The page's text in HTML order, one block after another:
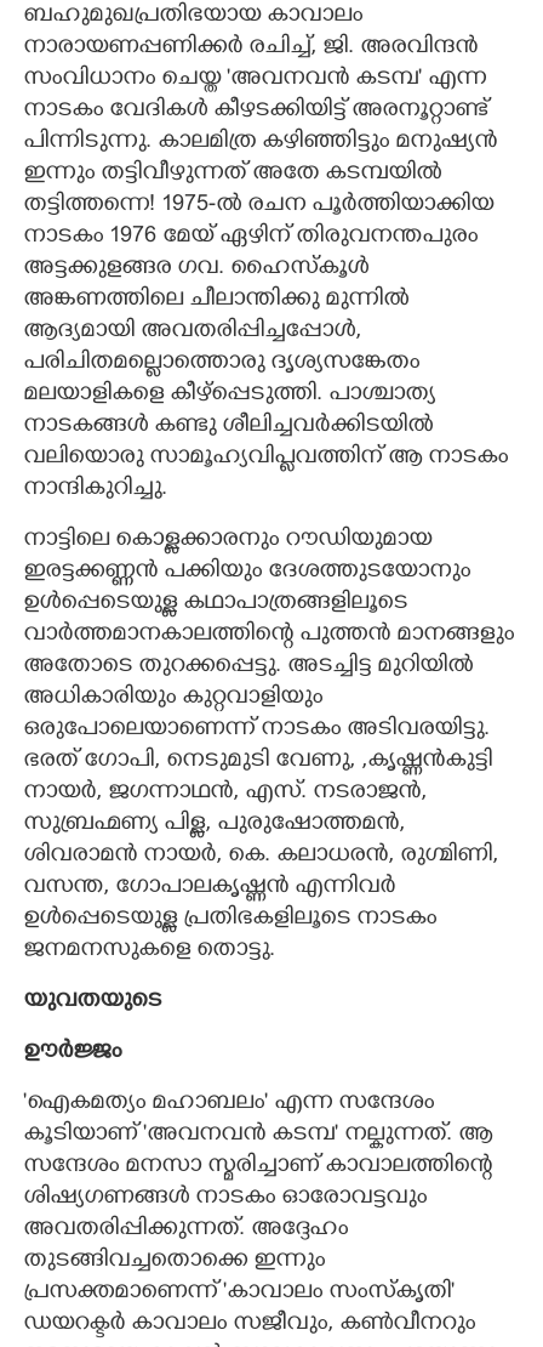
ബഹുമുഖപ്രതിഭയായ കാവാലം
നാരായണപ്പണിക്കർ രചിച്ച്,​ ജി. അരവിന്ദൻ
സംവിധാനം ചെയ്ത 'അവനവൻ കടമ്പ" എന്ന
നാടകം വേദികൾ കീഴടക്കിയിട്ട് അരനൂറ്റാണ്ട്
പിന്നിടുന്നു. കാലമിത്ര കഴിഞ്ഞിട്ടും മനുഷ്യൻ
ഇന്നും തട്ടിവീഴുന്നത് അതേ കടമ്പയിൽ
തട്ടിത്തന്നെ! 1975-ൽ രചന പൂർത്തിയാക്കിയ
നാടകം 1976 മേയ് ഏഴിന് തിരുവനന്തപുരം
അട്ടക്കുളങ്ങര ഗവ. ഹൈസ്കൂൾ
അങ്കണത്തിലെ ചീലാന്തിക്കു മുന്നിൽ
ആദ്യമായി അവതരിപ്പിച്ചപ്പോൾ,
പരിചിതമല്ലൊത്തൊരു ദൃശ്യസങ്കേതം
മലയാളികളെ കീഴ്പ്പെടുത്തി. പാശ്ചാത്യ
നാടകങ്ങൾ കണ്ടു ശീലിച്ചവർക്കിടയിൽ
വലിയൊരു സാമൂഹ്യവിപ്ലവത്തിന് ആ നാടകം
നാന്ദികുറിച്ചു.
നാട്ടിലെ കൊള്ളക്കാരനും റൗഡിയുമായ
ഇരട്ടക്കണ്ണൻ പക്കിയും ദേശത്തുടയോനും
ഉൾപ്പെടെയുള്ള കഥാപാത്രങ്ങളിലൂടെ
വാർത്തമാനകാലത്തിന്റെ പുത്തൻ മാനങ്ങളും
അതോടെ തുറക്കപ്പെട്ടു. അടച്ചിട്ട മുറിയിൽ
അധികാരിയും കുറ്റവാളിയും
ഒരുപോലെയാണെന്ന് നാടകം അടിവരയിട്ടു.
ഭരത് ഗോപി, നെടുമുടി വേണു, ,കൃഷ്ണൻകുട്ടി
നായർ, ജഗന്നാഥൻ, എസ്. നടരാജൻ,
സുബ്രഹ്മണ്യ പിള്ള, പുരുഷോത്തമൻ,
ശിവരാമൻ നായർ, കെ. കലാധരൻ, രുഗ്മിണി,
വസന്ത, ഗോപാലകൃഷ്ണൻ എന്നിവർ
ഉൾപ്പെടെയുള്ള പ്രതിഭകളിലൂടെ നാടകം
ജനമനസുകളെ തൊട്ടു.
യുവതയുടെ
ഊർജ്ജം
'ഐകമത്യം മഹാബലം" എന്ന സന്ദേശം
കൂടിയാണ് 'അവനവൻ കടമ്പ" നല്കുന്നത്. ആ
സന്ദേശം മനസാ സ്മരിച്ചാണ് കാവാലത്തിന്റെ
ശിഷ്യഗണങ്ങൾ നാടകം ഓരോവട്ടവും
അവതരിപ്പിക്കുന്നത്. അദ്ദേഹം
തുടങ്ങിവച്ചതൊക്കെ ഇന്നും
പ്രസക്തമാണെന്ന് 'കാവാലം സംസ്കൃതി"
ഡയറക്ടർ കാവാലം സജീവും, കൺവീനറും